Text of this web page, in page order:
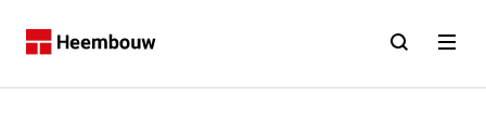
Home Open Open
Contact